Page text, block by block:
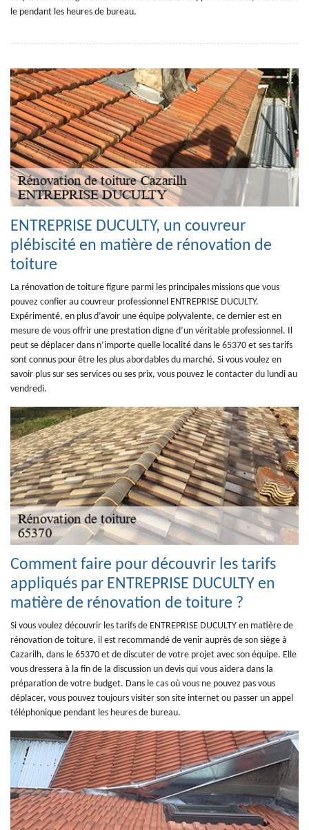
le pendant les heures de bureau.
ENTREPRISE DUCULTY, un couvreur
plébiscité en matière de rénovation de
toiture
La rénovation de toiture figure parmi les principales missions que vous
pouvez confier au couvreur professionnel ENTREPRISE DUCULTY.
Expérimenté, en plus d’avoir une équipe polyvalente, ce dernier est en
mesure de vous offrir une prestation digne d’un véritable professionnel. Il
peut se déplacer dans n’importe quelle localité dans le 65370 et ses tarifs
sont connus pour être les plus abordables du marché. Si vous voulez en
savoir plus sur ses services ou ses prix, vous pouvez le contacter du lundi au
vendredi.
Comment faire pour découvrir les tarifs
appliqués par ENTREPRISE DUCULTY en
matière de rénovation de toiture ?
Si vous voulez découvrir les tarifs de ENTREPRISE DUCULTY en matière de
rénovation de toiture, il est recommandé de venir auprès de son siège à
Cazarilh, dans le 65370 et de discuter de votre projet avec son équipe. Elle
vous dressera à la fin de la discussion un devis qui vous aidera dans la
préparation de votre budget. Dans le cas où vous ne pouvez pas vous
déplacer, vous pouvez toujours visiter son site internet ou passer un appel
téléphonique pendant les heures de bureau.